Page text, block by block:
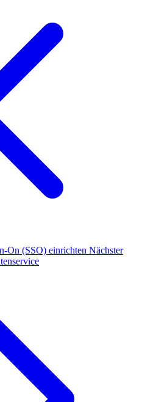
On (SSO) einrichten Nächster